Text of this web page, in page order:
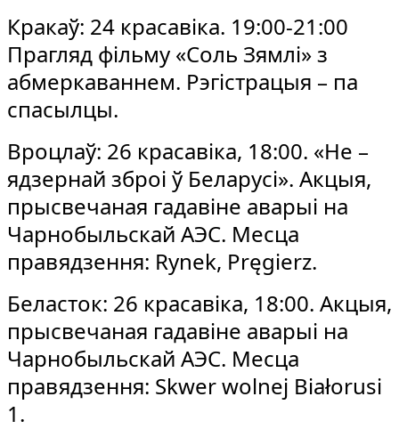
Кракаў: 24 красавіка. 19:00-21:00
Прагляд фільму «Соль Зямлі» з
абмеркаваннем. Рэгістрацыя – па
спасылцы.
Вроцлаў: 26 красавіка, 18:00. «Не –
ядзернай зброі ў Беларусі». Акцыя,
прысвечаная гадавіне аварыі на
Чарнобыльскай АЭС. Месца
правядзення: Rynek, Pręgierz.
Беласток: 26 красавіка, 18:00. Акцыя,
прысвечаная гадавіне аварыі на
Чарнобыльскай АЭС. Месца
правядзення: Skwer wolnej Białorusi
1.